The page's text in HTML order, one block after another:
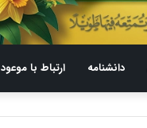
دانشنامه ارتباط با موعود